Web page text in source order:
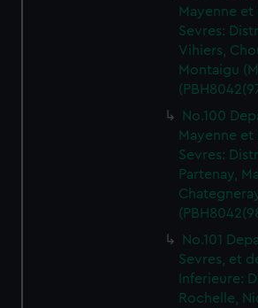
Mayenne et
Sevres:
Vihiers,
Montaigu
No.100
Mayenne et
Sevres:
Partenay,
No.101
Sevres, et
Inferieure:
Rochelle,